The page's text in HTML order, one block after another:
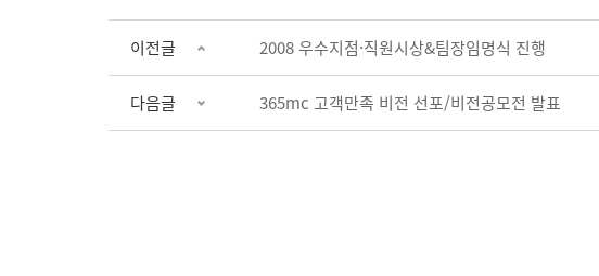
이전글 2008 우수지점·직원시상&팀장임명식 진행
다음글 365mc 고객만족 비전 선포/비전공모전 발표